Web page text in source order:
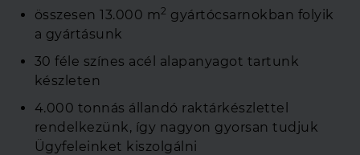
összesen 13.000 m2 gyártócsarnokban folyik
a gyártásunk
30 féle színes acél alapanyagot tartunk
készleten
4.000 tonnás állandó raktárkészlettel
rendelkezünk, így nagyon gyorsan tudjuk
Ügyfeleinket kiszolgálni